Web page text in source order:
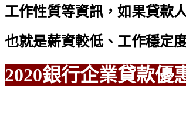
工作性質等資訊，如果貸款
也就是薪資較低、工作穩定
2020銀行企業貸款優